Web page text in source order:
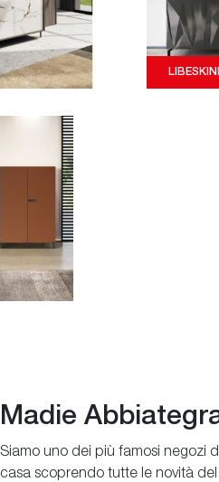
Madie
Siamo uno dei più famosi negozi
casa scoprendo tutte le novità